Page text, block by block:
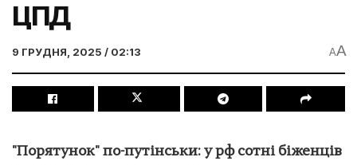
ЦПД
9 ГРУДНЯ, 2025 / 02:13 AA
"Порятунок" по-путінськи: у рф сотні біженців